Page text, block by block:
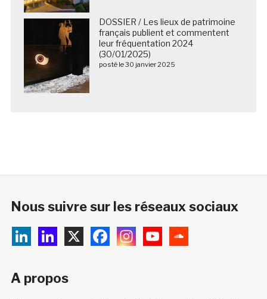
DOSSIER / Les lieux de patrimoine
français publient et commentent
leur fréquentation 2024
(30/01/2025)
posté le 30 janvier 2025
Nous suivre sur les réseaux sociaux
A propos